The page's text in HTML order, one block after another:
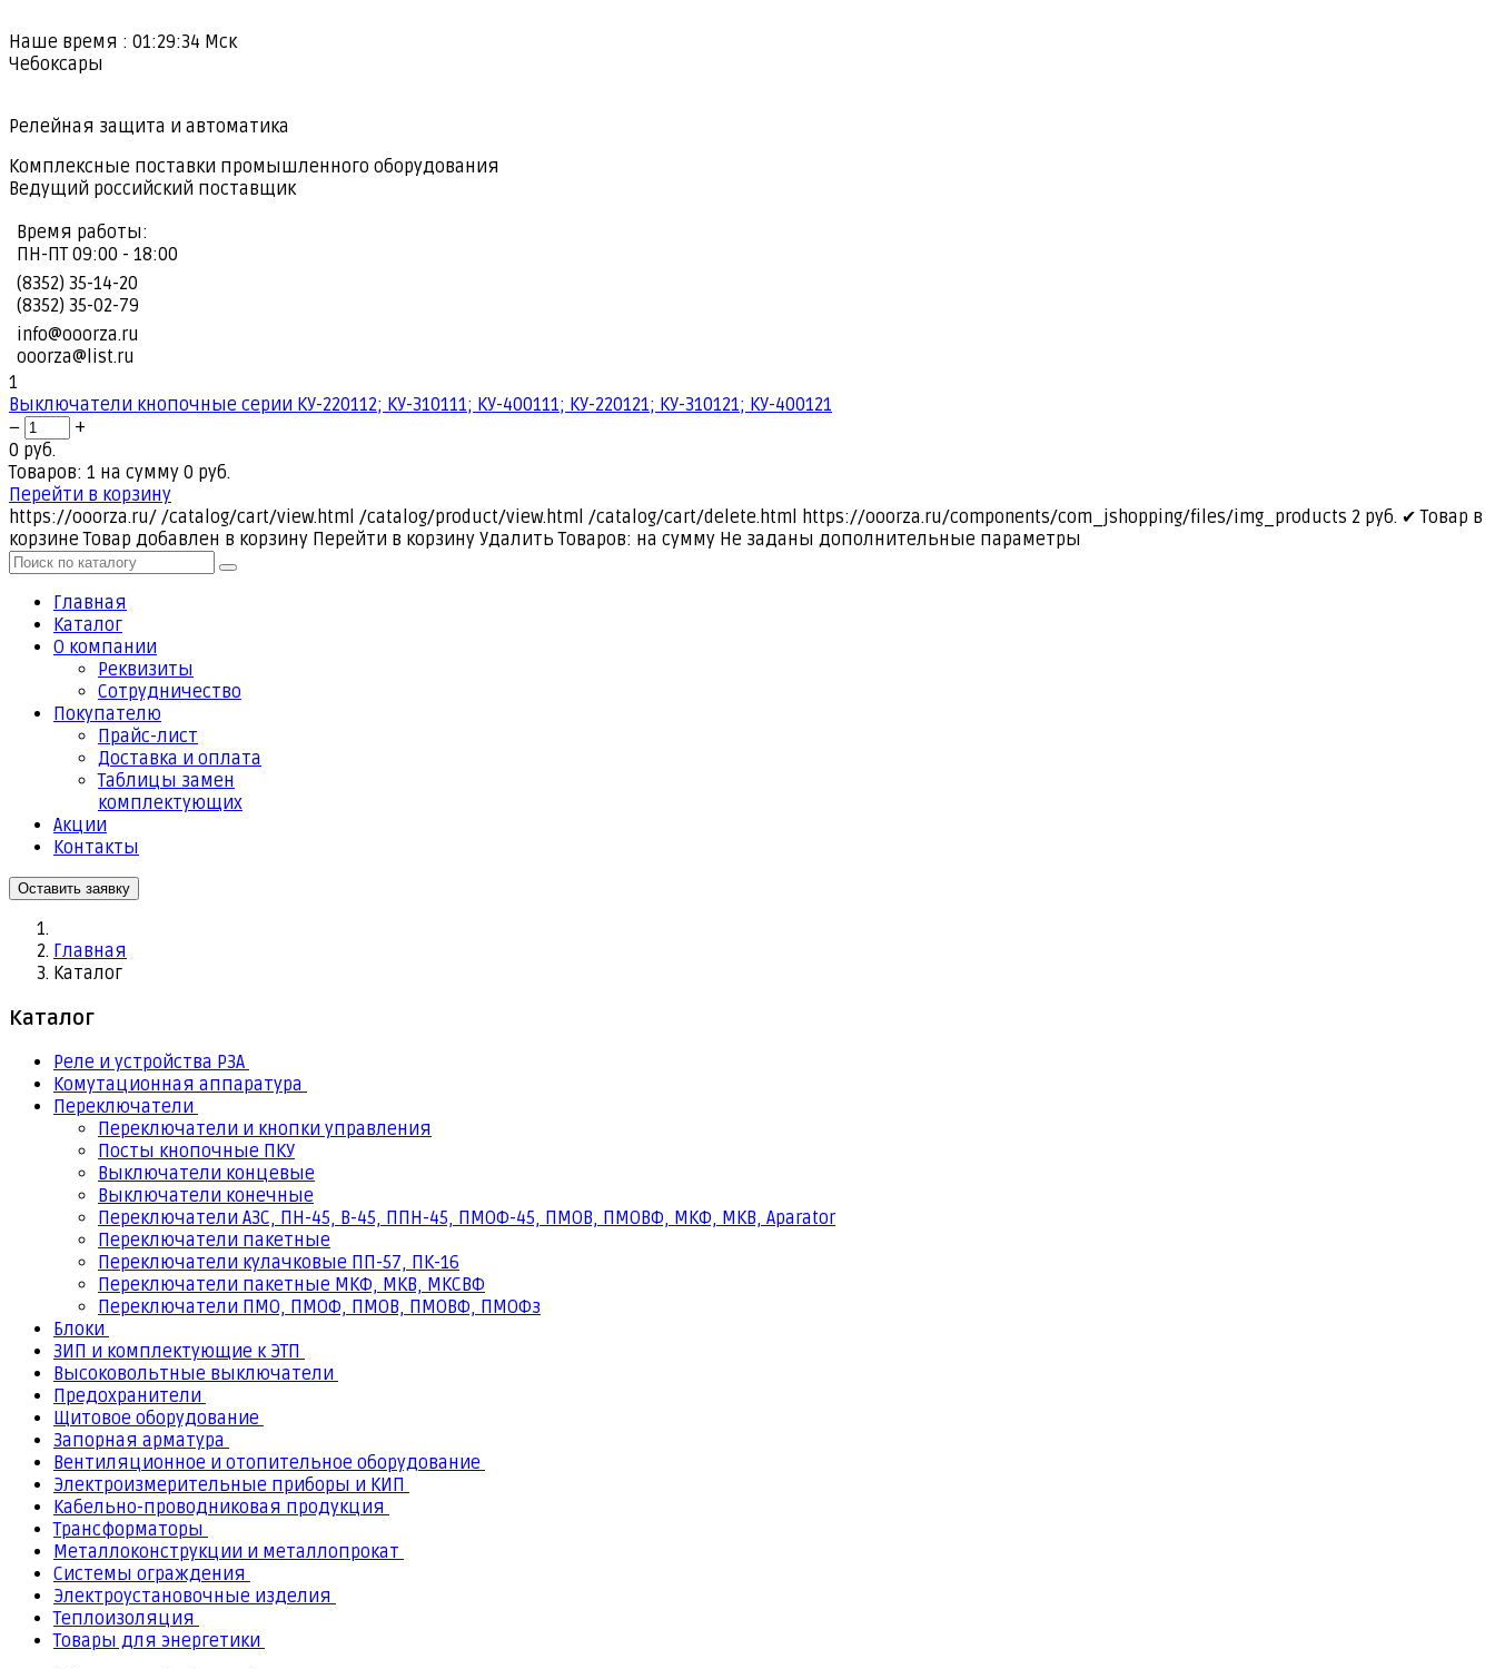
Наше время : 01:29:35 Мск
Чебоксары
Релейная защита и автоматика
Комплексные поставки промышленного оборудования
Ведущий российский поставщик
Время работы:
ПН-ПТ 09:00 - 18:00
(8352) 35-14-20
(8352) 35-02-79
info@ooorza.ru
ooorza@list.ru
1
Выключатели кнопочные серии КУ-220112; КУ-310111; КУ-400111; КУ-220121; КУ-310121; КУ-400121
−
+
0 руб.
Товаров: 1 на сумму 0 руб.
Перейти в корзину
https://ooorza.ru/ /catalog/cart/view.html /catalog/product/view.html /catalog/cart/delete.html https://ooorza.ru/components/com_jshopping/files/img_products 2 руб. ✔ Товар в
корзине Товар добавлен в корзину Перейти в корзину Удалить Товаров: на сумму Не заданы дополнительные параметры
Главная
Каталог
О компании
Реквизиты
Cотрудничество
Покупателю
Прайс-лист
Доставка и оплата
Таблицы замен
комплектующих
Акции
Контакты
Оставить заявку
Главная
Каталог
Каталог
Реле и устройства РЗА
Комутационная аппаратура
Переключатели
Переключатели и кнопки управления
Посты кнопочные ПКУ
Выключатели концевые
Выключатели конечные
Переключатели АЗС, ПН-45, В-45, ППН-45, ПМОФ-45, ПМОВ, ПМОВФ, МКФ, МКВ, Aparator
Переключатели пакетные
Переключатели кулачковые ПП-57, ПК-16
Переключатели пакетные МКФ, МКВ, МКCВФ
Переключатели ПМО, ПМОФ, ПМОВ, ПМОВФ, ПМОФз
Блоки
ЗИП и комплектующие к ЭТП
Высоковольтные выключатели
Предохранители
Щитовое оборудование
Запорная арматура
Вентиляционное и отопительное оборудование
Электроизмерительные приборы и КИП
Кабельно-проводниковая продукция
Трансформаторы
Металлоконструкции и металлопрокат
Системы ограждения
Электроустановочные изделия
Теплоизоляция
Товары для энергетики